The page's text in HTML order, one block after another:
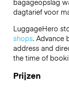
dagtarief voor
LuggageHero
shops. Advance
address and
the time of
Prijzen